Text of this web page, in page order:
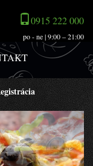
0915 222 000
po - ne | 9:00 – 21:00